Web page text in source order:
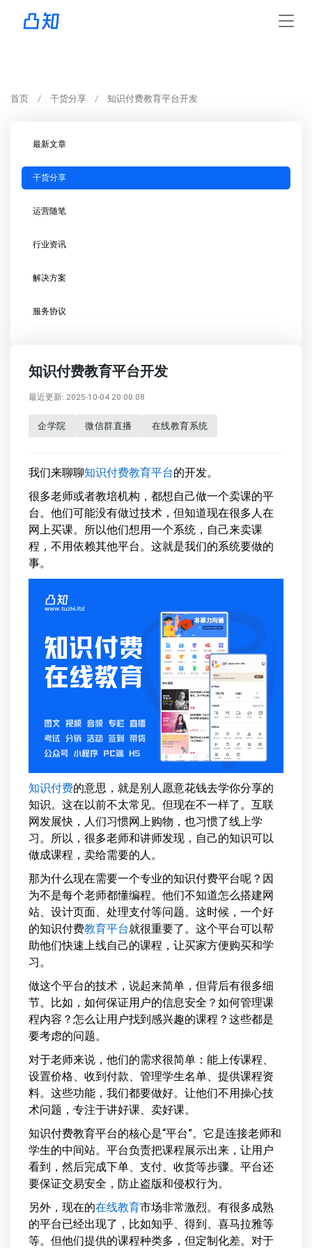
首页 干货分享 知识付费教育平台开发
最新文章
干货分享
运营随笔
行业资讯
解决方案
服务协议
知识付费教育平台开发
最近更新: 2025-10-04 20:00:08
企学院 微信群直播 在线教育系统
我们来聊聊知识付费教育平台的开发。
很多老师或者教培机构，都想自己做一个卖课的平
台。他们可能没有做过技术，但知道现在很多人在
网上买课。所以他们想用一个系统，自己来卖课
程，不用依赖其他平台。这就是我们的系统要做的
事。
知识付费的意思，就是别人愿意花钱去学你分享的
知识。这在以前不太常见。但现在不一样了。互联
网发展快，人们习惯网上购物，也习惯了线上学
习。所以，很多老师和讲师发现，自己的知识可以
做成课程，卖给需要的人。
那为什么现在需要一个专业的知识付费平台呢？因
为不是每个老师都懂编程。他们不知道怎么搭建网
站、设计页面、处理支付等问题。这时候，一个好
的知识付费教育平台就很重要了。这个平台可以帮
助他们快速上线自己的课程，让买家方便购买和学
习。
做这个平台的技术，说起来简单，但背后有很多细
节。比如，如何保证用户的信息安全？如何管理课
程内容？怎么让用户找到感兴趣的课程？这些都是
要考虑的问题。
对于老师来说，他们的需求很简单：能上传课程、
设置价格、收到付款、管理学生名单、提供课程资
料。这些功能，我们都要做好。让他们不用操心技
术问题，专注于讲好课、卖好课。
知识付费教育平台的核心是“平台”。它是连接老师和
学生的中间站。平台负责把课程展示出来，让用户
看到，然后完成下单、支付、收货等步骤。平台还
要保证交易安全，防止盗版和侵权行为。
另外，现在的在线教育市场非常激烈。有很多成熟
的平台已经出现了，比如知乎、得到、喜马拉雅等
等。但他们提供的课程种类多，但定制化差。对于